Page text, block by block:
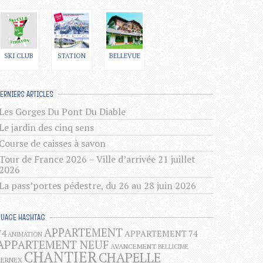
SKI CLUB STATION BELLEVUE
ARTICLES
Gorges Du Pont Du Diable
jardin des cinq sens
de caisses à savon
de France 2026 – Ville d’arrivée 21 juillet
pass’portes pédestre, du 26 au 28 juin 2026
HASHTAG
ANIMATION APPARTEMENTAPPARTEMENT 74
NEUF AVANCEMENT BELLICIME
CHANTIERCHAPELLE